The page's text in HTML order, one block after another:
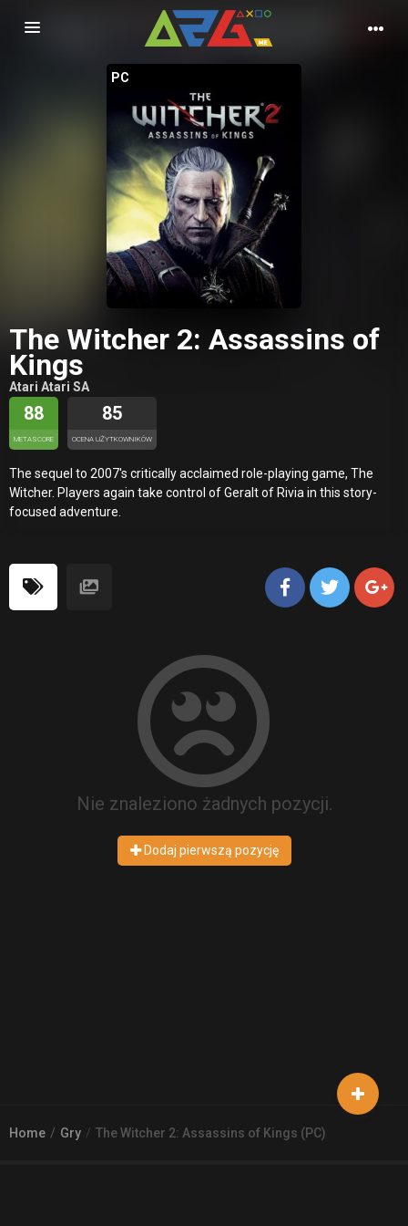
Nawigacja
PC
The Witcher 2: Assassins of
Kings
Atari Atari SA
88
METASCORE
85
OCENA UŻYTKOWNIKÓW
The sequel to 2007's critically acclaimed role-playing game, The
Witcher. Players again take control of Geralt of Rivia in this story-
focused adventure.
Nie znaleziono żadnych pozycji.
Dodaj pierwszą pozycję
Home Gry The Witcher 2: Assassins of Kings (PC)